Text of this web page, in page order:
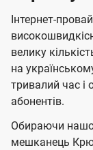
Інтернет-
велику
на
тривалий час і
абонентів.
Обираючи
мешканець